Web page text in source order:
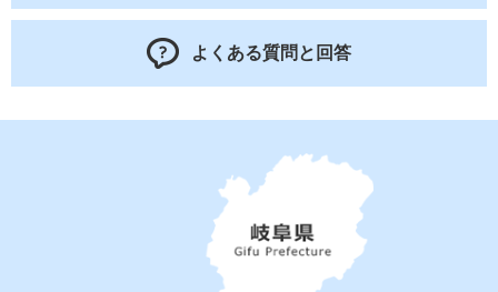
よくある質問と回答